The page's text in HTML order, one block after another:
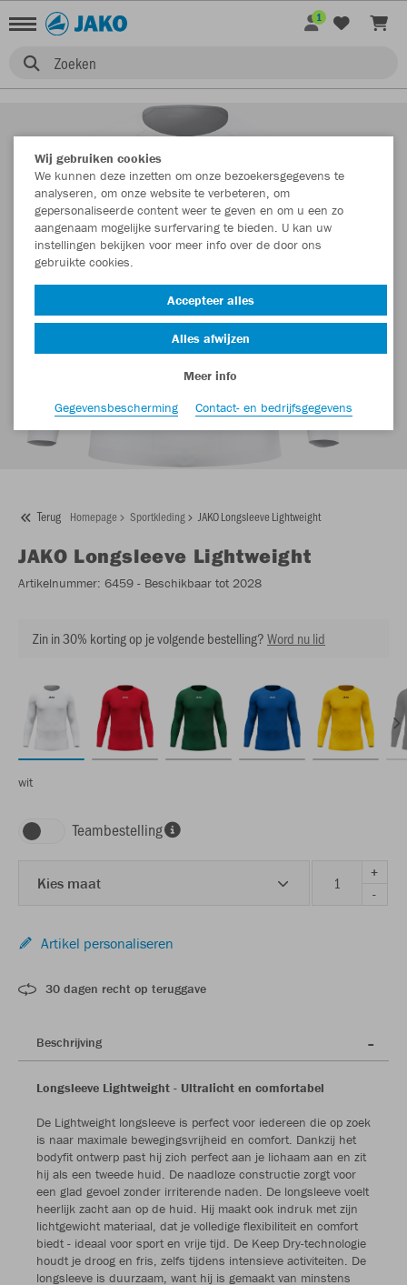
Zoeken
1
Terug Homepage Sportkleding JAKO Longsleeve Lightweight
JAKO Longsleeve Lightweight
Artikelnummer: 6459 - Beschikbaar tot 2028
Zin in 30% korting op je volgende bestelling?Word nu lid
wit
Teambestelling
Kies maat
+
-
Artikel personaliseren
30 dagen recht op teruggave
Beschrijving
Longsleeve Lightweight - Ultralicht en comfortabel
De Lightweight longsleeve is perfect voor iedereen die op zoek
is naar maximale bewegingsvrijheid en comfort. Dankzij het
bodyfit ontwerp past hij zich perfect aan je lichaam aan en zit
hij als een tweede huid. De naadloze constructie zorgt voor
een glad gevoel zonder irriterende naden. De longsleeve voelt
heerlijk zacht aan op de huid. Hij maakt ook indruk met zijn
lichtgewicht materiaal, dat je volledige flexibiliteit en comfort
biedt - ideaal voor sport en vrije tijd. De Keep Dry-technologie
houdt je droog en fris, zelfs tijdens intensieve activiteiten. De
longsleeve is duurzaam, want hij is gemaakt van minstens
Wij gebruiken cookies
We kunnen deze inzetten om onze bezoekersgegevens te
analyseren, om onze website te verbeteren, om
gepersonaliseerde content weer te geven en om u een zo
aangenaam mogelijke surfervaring te bieden. U kan uw
instellingen bekijken voor meer info over de door ons
gebruikte cookies.
Accepteer alles
Alles afwijzen
Meer info
Gegevensbescherming
Contact- en bedrijfsgegevens